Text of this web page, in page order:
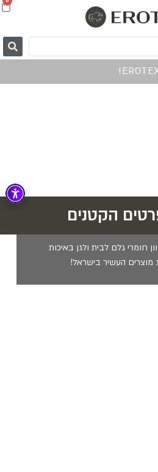
הקטנים
חומרי גלם לבית ולגן באיכות
מוצרים העשיר בישראל!